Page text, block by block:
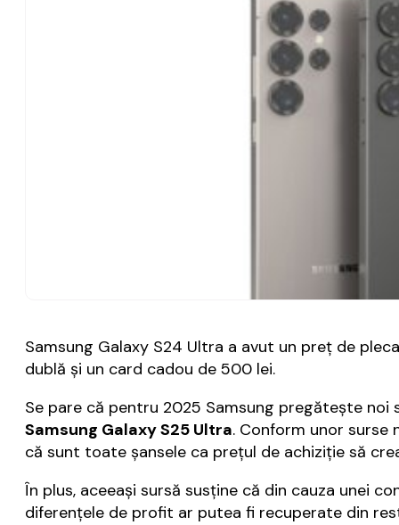
Samsung Galaxy S24 Ultra a avut un preţ de
dublă şi un card cadou de 500 lei.
Se pare că pentru 2025 Samsung pregăteşte noi
Samsung Galaxy S25 Ultra. Conform unor surse
că sunt toate şansele ca preţul de achiziţie să
În plus, aceeaşi sursă susţine că din cauza unei
diferenţele de profit ar putea fi recuperate din